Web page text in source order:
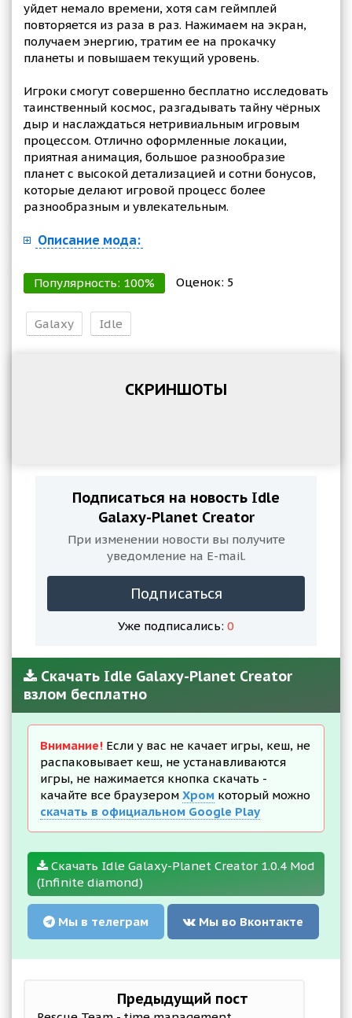
уйдет немало времени, хотя сам геймплей
повторяется из раза в раз. Нажимаем на экран,
получаем энергию, тратим ее на прокачку
планеты и повышаем текущий уровень.
Игроки смогут совершенно бесплатно исследовать
таинственный космос, разгадывать тайну чёрных
дыр и наслаждаться нетривиальным игровым
процессом. Отлично оформленные локации,
приятная анимация, большое разнообразие
планет с высокой детализацией и сотни бонусов,
которые делают игровой процесс более
разнообразным и увлекательным.
Описание мода:
Популярность: 100% Оценок: 5
Galaxy Idle
СКРИНШОТЫ
Подписаться на новость Idle
Galaxy-Planet Creator
При изменении новости вы получите
уведомление на E-mail.
Подписаться
Уже подписались: 0
Скачать Idle Galaxy-Planet Creator
взлом бесплатно
Внимание! Если у вас не качает игры, кеш, не
распаковывает кеш, не устанавливаются
игры, не нажимается кнопка скачать -
качайте все браузером Хром который можно
скачать в официальном Google Play
Скачать Idle Galaxy-Planet Creator 1.0.4 Mod
(Infinite diamond)
Мы в телеграм Мы во Вконтакте
Предыдущий пост